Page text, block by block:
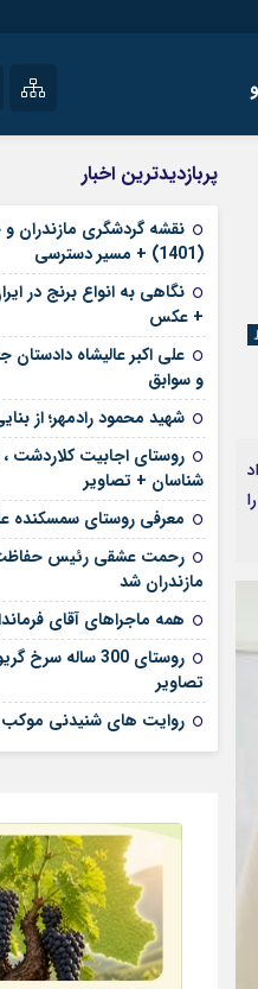
آپارات
رمز عبور
مرا به خاطر بسپار
راه اندازی سایت و
سایت های خبری و
بیان داشت: 17 مرداد
پربازدیدترین اخبار
نقشه گردشگری مازندران
(1401) + مسیر دسترسی
نگاهی به انواع برنج در
+ عکس
علی‌ اکبر عالیشاه
و سوابق
شهید محمود رادمهر؛ از
روستای اجابیت کلاردشت
شناسان + تصاویر
معرفی روستای سمسکنده
رحمت عشقی رئیس حفاظت
مازندران شد
همه ماجراهای آقای
روستای 300 ساله
تصاویر
روایت های شنیدنی موکب